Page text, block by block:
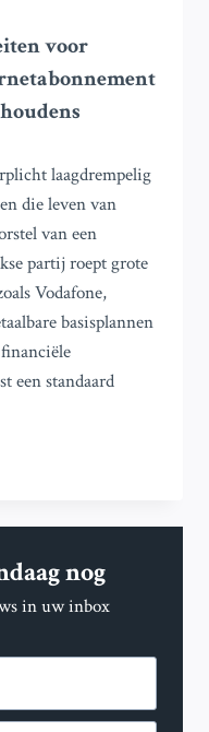
voor
laagdrempelig
die leven van
van een
partij roept grote
Vodafone,
basisplannen
een standaard
nog
in uw inbox